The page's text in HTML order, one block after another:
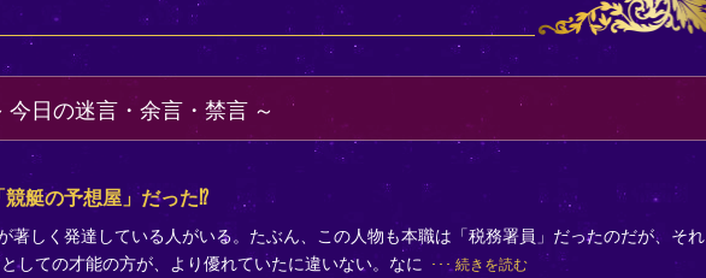
今日の迷言・余言・禁言
競艇の予想屋」だった⁉
著しく発達している人がいる。たぶん、この人物も本職は「税務署員」だったのだが、それ
しての才能の方が、より優れていたに違いない。なに
続きを読む